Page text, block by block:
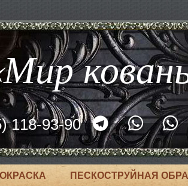
118-93-90
ПЕСКОСТРУЙНАЯ